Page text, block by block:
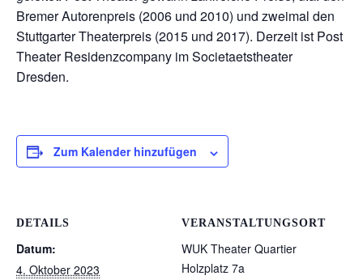
Bremer Autorenpreis (2006 und 2010) und zweimal den
Stuttgarter Theaterpreis (2015 und 2017). Derzeit ist Post
Theater Residenzcompany im Societaetstheater
Dresden.
Zum Kalender hinzufügen
DETAILS
Datum:
4. Oktober 2023
VERANSTALTUNGSORT
WUK Theater Quartier
Holzplatz 7a